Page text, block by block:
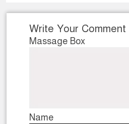
Write Your Comment
Massage Box
Name